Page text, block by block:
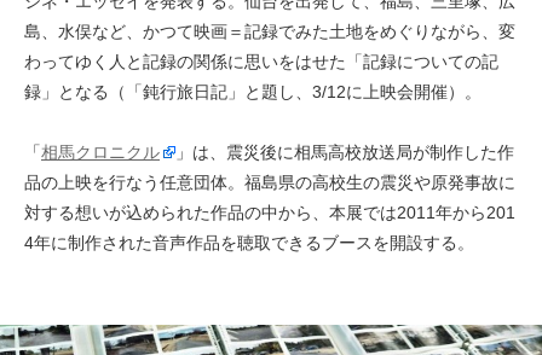
島、水俣など、かつて映画＝記録でみた土地をめぐりながら、変
わってゆく人と記録の関係に思いをはせた「記録についての記
録」となる（「鈍行旅日記」と題し、3/12に上映会開催）。
「相馬クロニクル
」は、震災後に相馬高校放送局が制作した作
品の上映を行なう任意団体。福島県の高校生の震災や原発事故に
対する想いが込められた作品の中から、本展では2011年から201
4年に制作された音声作品を聴取できるブースを開設する。